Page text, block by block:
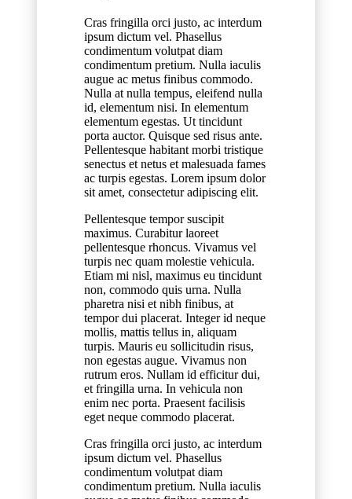
Cras fringilla orci justo, ac interdum
ipsum dictum vel. Phasellus
condimentum volutpat diam
condimentum pretium. Nulla iaculis
augue ac metus finibus commodo.
Nulla at nulla tempus, eleifend nulla
id, elementum nisi. In elementum
elementum egestas. Ut tincidunt
porta auctor. Quisque sed risus ante.
Pellentesque habitant morbi tristique
senectus et netus et malesuada fames
ac turpis egestas. Lorem ipsum dolor
sit amet, consectetur adipiscing elit.
Pellentesque tempor suscipit
maximus. Curabitur laoreet
pellentesque rhoncus. Vivamus vel
turpis nec quam molestie vehicula.
Etiam mi nisl, maximus eu tincidunt
non, commodo quis urna. Nulla
pharetra nisi et nibh finibus, at
tempor dui placerat. Integer id neque
mollis, mattis tellus in, aliquam
turpis. Mauris eu sollicitudin risus,
non egestas augue. Vivamus non
rutrum eros. Nullam id efficitur dui,
et fringilla urna. In vehicula non
enim nec porta. Praesent facilisis
eget neque commodo placerat.
Cras fringilla orci justo, ac interdum
ipsum dictum vel. Phasellus
condimentum volutpat diam
condimentum pretium. Nulla iaculis